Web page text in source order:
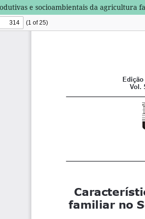
e socioambientais da agricultura